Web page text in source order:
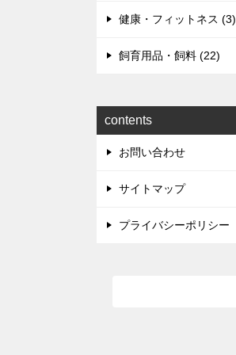
健康・フィットネス (3)
飼育用品・飼料 (22)
contents
お問い合わせ
サイトマップ
プライバシーポリシー